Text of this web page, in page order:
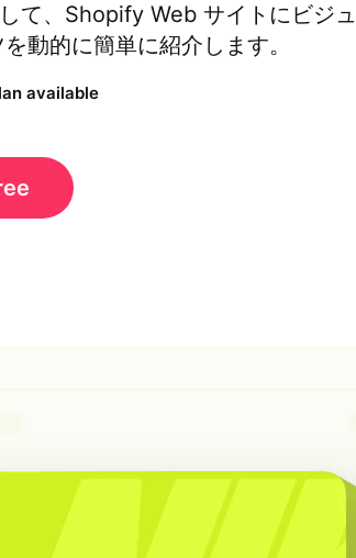
て、Shopify Web サイトにビジュ
動的に簡単に紹介します。
available